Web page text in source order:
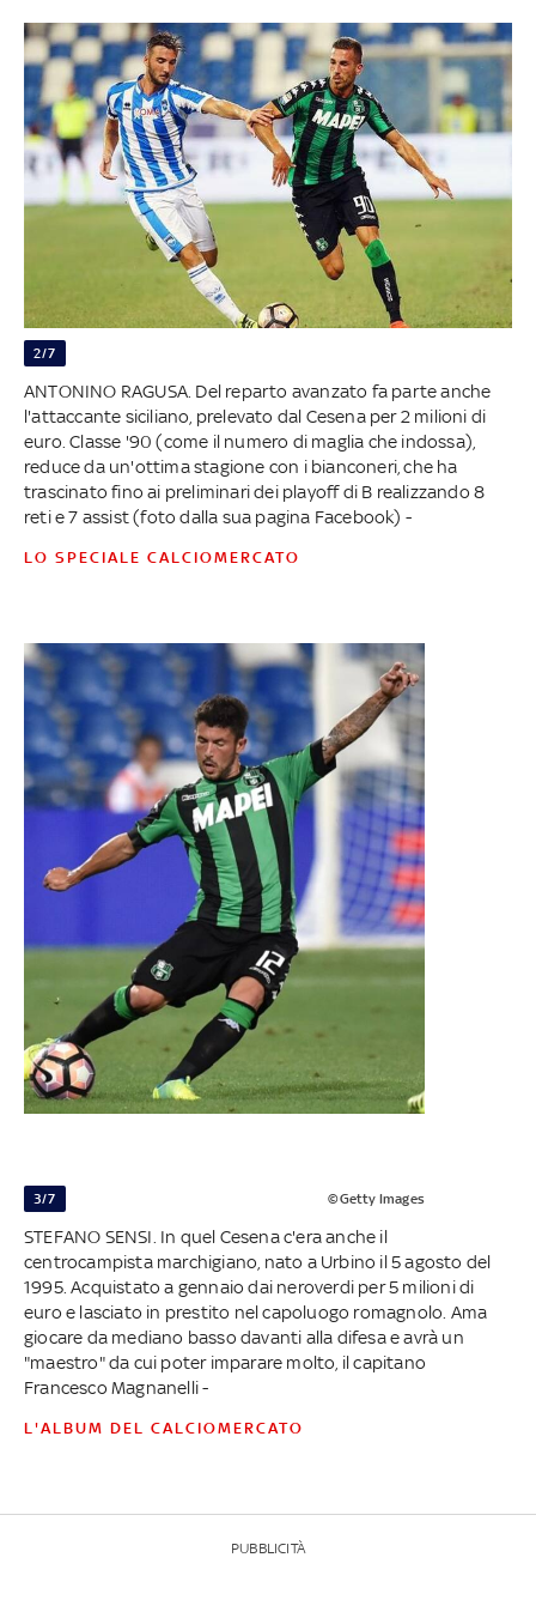
2/7
ANTONINO RAGUSA. Del reparto avanzato fa parte anche
l'attaccante siciliano, prelevato dal Cesena per 2 milioni di
euro. Classe '90 (come il numero di maglia che indossa),
reduce da un'ottima stagione con i bianconeri, che ha
trascinato fino ai preliminari dei playoff di B realizzando 8
reti e 7 assist (foto dalla sua pagina Facebook) -
LO SPECIALE CALCIOMERCATO
3/7 ©Getty Images
STEFANO SENSI. In quel Cesena c'era anche il
centrocampista marchigiano, nato a Urbino il 5 agosto del
1995. Acquistato a gennaio dai neroverdi per 5 milioni di
euro e lasciato in prestito nel capoluogo romagnolo. Ama
giocare da mediano basso davanti alla difesa e avrà un
"maestro" da cui poter imparare molto, il capitano
Francesco Magnanelli -
L'ALBUM DEL CALCIOMERCATO
PUBBLICITÀ